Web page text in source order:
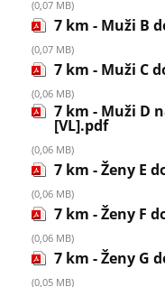
(0,07 MB)
7 km - Muži B
(0,07 MB)
7 km - Muži C
(0,06 MB)
7 km - Muži D
[VL].pdf
(0,06 MB)
7 km - Ženy E
(0,06 MB)
7 km - Ženy F
(0,06 MB)
7 km - Ženy G
(0,05 MB)